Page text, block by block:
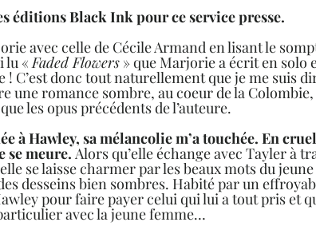
éditions Black Ink pour ce service presse.
avec celle de Cécile Armand en lisant le
lu « Faded Flowers » que Marjorie a écrit en solo
! C’est donc tout naturellement que je me suis
une romance sombre, au coeur de la
les opus précédents de l’auteure.
à Hawley, sa mélancolie m’a touchée. En
se meure. Alors qu’elle échange avec Tayler à
se laisse charmer par les beaux mots du
desseins bien sombres. Habité par un
pour faire payer celui qui lui a tout pris et
avec la jeune femme…